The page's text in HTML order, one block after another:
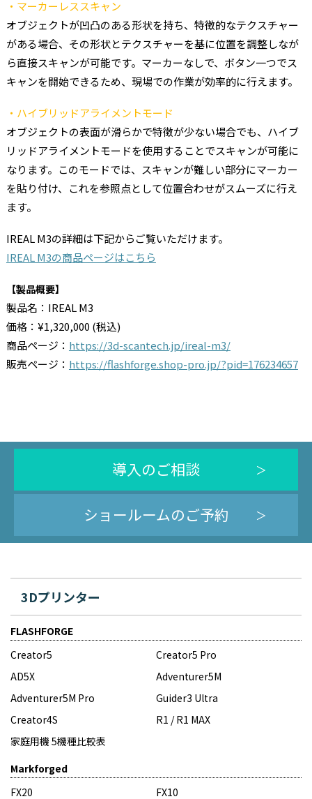
・マーカーレススキャン
オブジェクトが凹凸のある形状を持ち、特徴的なテクスチャー
がある場合、その形状とテクスチャーを基に位置を調整しなが
ら直接スキャンが可能です。マーカーなしで、ボタン一つでス
キャンを開始できるため、現場での作業が効率的に行えます。
・ハイブリッドアライメントモード
オブジェクトの表面が滑らかで特徴が少ない場合でも、ハイブ
リッドアライメントモードを使用することでスキャンが可能に
なります。このモードでは、スキャンが難しい部分にマーカー
を貼り付け、これを参照点として位置合わせがスムーズに行え
ます。
IREAL M3の詳細は下記からご覧いただけます。
IREAL M3の商品ページはこちら
【製品概要】
製品名：IREAL M3
価格：¥1,320,000 (税込)
商品ページ： https://3d-scantech.jp/ireal-m3/
販売ページ： https://flashforge.shop-pro.jp/?pid=176234657
導入のご相談
ショールームのご予約
3Dプリンター
FLASHFORGE
Creator5
Creator5 Pro
AD5X
Adventurer5M
Adventurer5M Pro
Guider3 Ultra
Creator4S
R1 / R1 MAX
家庭用機 5機種比較表
Markforged
FX20
FX10